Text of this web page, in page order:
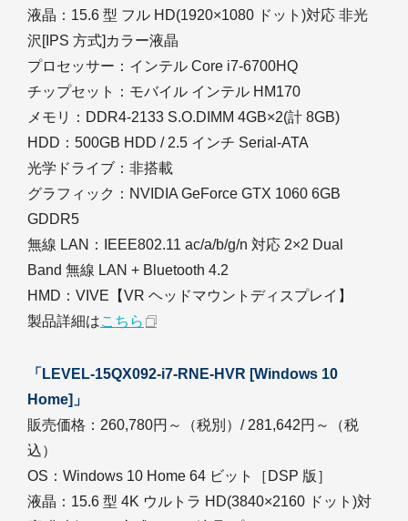
液晶：15.6 型 フル HD(1920×1080 ドット)対応 非光
沢[IPS 方式]カラー液晶
プロセッサー：インテル Core i7-6700HQ
チップセット：モバイル インテル HM170
メモリ：DDR4-2133 S.O.DIMM 4GB×2(計 8GB)
HDD：500GB HDD / 2.5 インチ Serial-ATA
光学ドライブ：非搭載
グラフィック：NVIDIA GeForce GTX 1060 6GB
GDDR5
無線 LAN：IEEE802.11 ac/a/b/g/n 対応 2×2 Dual
Band 無線 LAN + Bluetooth 4.2
HMD：VIVE【VR ヘッドマウントディスプレイ】
製品詳細はこちら
「LEVEL-15QX092-i7-RNE-HVR [Windows 10
Home]」
販売価格：260,780円～（税別）/ 281,642円～（税
込）
OS：Windows 10 Home 64 ビット［DSP 版］
液晶：15.6 型 4K ウルトラ HD(3840×2160 ドット)対